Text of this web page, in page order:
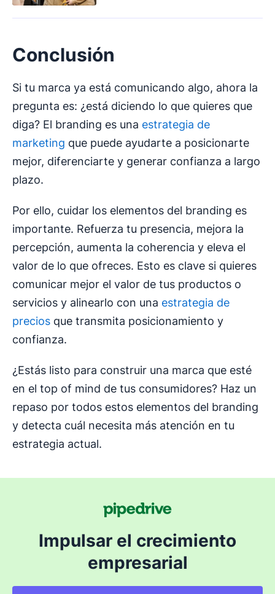
Conclusión
Si tu marca ya está comunicando algo, ahora la
pregunta es: ¿está diciendo lo que quieres que
diga? El branding es una estrategia de
marketing que puede ayudarte a posicionarte
mejor, diferenciarte y generar confianza a largo
plazo.
Por ello, cuidar los elementos del branding es
importante. Refuerza tu presencia, mejora la
percepción, aumenta la coherencia y eleva el
valor de lo que ofreces. Esto es clave si quieres
comunicar mejor el valor de tus productos o
servicios y alinearlo con una estrategia de
precios que transmita posicionamiento y
confianza.
¿Estás listo para construir una marca que esté
en el top of mind de tus consumidores? Haz un
repaso por todos estos elementos del branding
y detecta cuál necesita más atención en tu
estrategia actual.
Impulsar el crecimiento
empresarial